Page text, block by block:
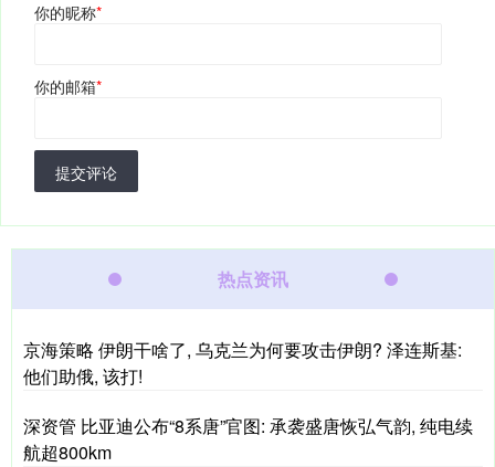
你的昵称*
你的邮箱*
提交评论
热点资讯
京海策略 伊朗干啥了, 乌克兰为何要攻击伊朗? 泽连斯基:
他们助俄, 该打!
深资管 比亚迪公布“8系唐”官图: 承袭盛唐恢弘气韵, 纯电续
航超800km